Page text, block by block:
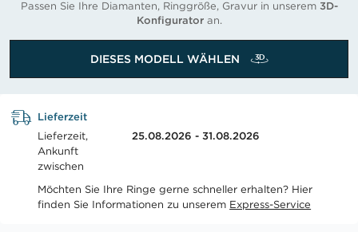
Passen Sie Ihre Diamanten, Ringgröße, Gravur in unserem 3D-
Konfiguratoran.
DIESES MODELL WÄHLEN
Lieferzeit
Lieferzeit,
Ankunft
zwischen
25.08.2026 - 31.08.2026
Möchten Sie Ihre Ringe gerne schneller erhalten? Hier
finden Sie Informationen zu unserem Express-Service